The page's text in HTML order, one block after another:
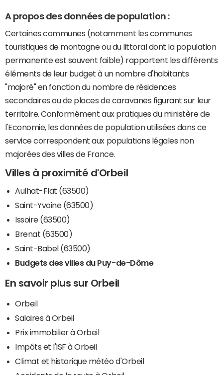
A propos des données de population :
Certaines communes (notamment les communes
touristiques de montagne ou du littoral dont la population
permanente est souvent faible) rapportent les différents
éléments de leur budget à un nombre d'habitants
"majoré" en fonction du nombre de résidences
secondaires ou de places de caravanes figurant sur leur
territoire. Conformément aux pratiques du ministère de
l'Economie, les données de population utilisées dans ce
service correspondent aux populations légales non
majorées des villes de France.
Villes à proximité d'Orbeil
Aulhat-Flat (63500)
Saint-Yvoine (63500)
Issoire (63500)
Brenat (63500)
Saint-Babel (63500)
Budgets des villes du Puy-de-Dôme
En savoir plus sur Orbeil
Orbeil
Salaires à Orbeil
Prix immobilier à Orbeil
Impôts et l'ISF à Orbeil
Climat et historique météo d'Orbeil